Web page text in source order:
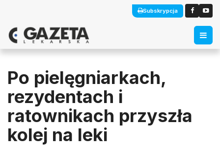
Subskrypcja
Po pielęgniarkach,
rezydentach i
ratownikach przyszła
kolej na leki